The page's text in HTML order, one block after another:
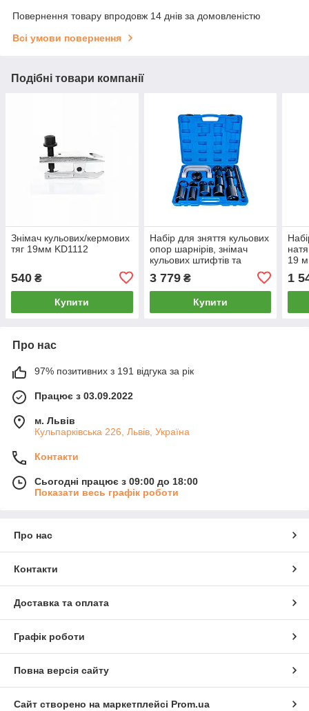
Повернення товару впродовж 14 днів за домовленістю
Всі умови повернення
Подібні товари компанії
Знімач кульових/кермових
тяг 19мм KD1112
540 ₴
Купити
Набір для зняття кульових
опор шарнірів, знімач
кульових штифтів та
3 779₴
Купити
19
1
Про нас
97% позитивних з 191 відгука за рік
Працює з 03.09.2022
м. Львів
Кульпарківська 226, Львів, Україна
Контакти
Сьогодні працює з 09:00 до 18:00
Показати весь графік роботи
Про нас
Контакти
Доставка та оплата
Графік роботи
Повна версія сайту
Сайт створено на маркетплейсі Prom.ua